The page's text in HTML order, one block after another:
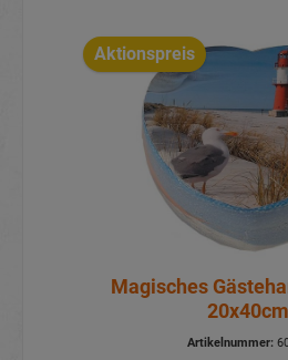
Aktionspreis
Magisches
20x40cm
Artikelnummer: